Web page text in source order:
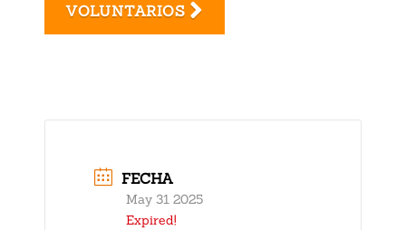
VOLUNTARIOS
FECHA
May 31 2025
Expired!